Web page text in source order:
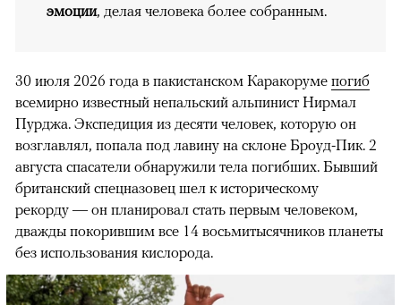
эмоции, делая человека более собранным.
30 июля 2026 года в пакистанском Каракоруме погиб
всемирно известный непальский альпинист Нирмал
Пурджа. Экспедиция из десяти человек, которую он
возглавлял, попала под лавину на склоне Броуд-Пик. 2
августа спасатели обнаружили тела погибших. Бывший
британский спецназовец шел к историческому
рекорду — он планировал стать первым человеком,
дважды покорившим все 14 восьмитысячников планеты
без использования кислорода.